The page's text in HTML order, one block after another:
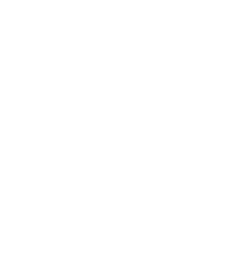
גן לאומי תל קדש - קדש נפתלי,